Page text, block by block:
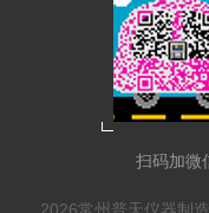
扫码加微